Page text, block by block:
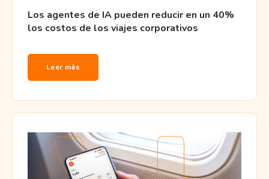
Los agentes de IA pueden reducir en un 40%
los costos de los viajes corporativos
Leer más